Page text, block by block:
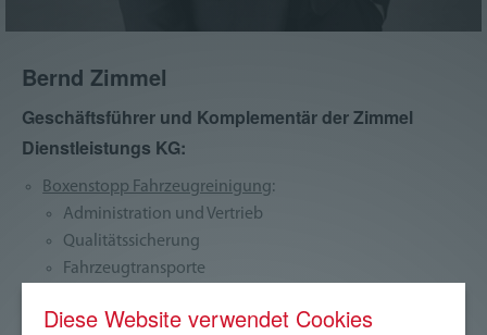
Bernd Zimmel
Geschäftsführer und Komplementär der Zimmel
Dienstleistungs KG:
Boxenstopp Fahrzeugreinigung:
Administration und Vertrieb
Qualitätssicherung
Fahrzeugtransporte
"Mein Bagger":
Diese Website verwendet Cookies